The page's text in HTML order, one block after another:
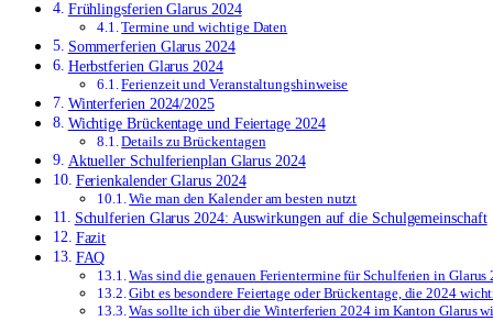
Frühlingsferien Glarus 2024
Termine und wichtige Daten
Sommerferien Glarus 2024
Herbstferien Glarus 2024
Ferienzeit und Veranstaltungshinweise
Winterferien 2024/2025
Wichtige Brückentage und Feiertage 2024
Details zu Brückentagen
Aktueller Schulferienplan Glarus 2024
Ferienkalender Glarus 2024
Wie man den Kalender am besten nutzt
Schulferien Glarus 2024: Auswirkungen auf die Schulgemeinschaft
Fazit
FAQ
Was sind die genauen Ferientermine für Schulferien in Glarus
Gibt es besondere Feiertage oder Brückentage, die 2024
Was sollte ich über die Winterferien 2024 im Kanton Glarus